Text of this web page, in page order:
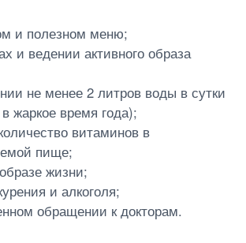
и полезном меню;
и ведении активного образа
не менее 2 литров воды в сутки
жаркое время года);
витаминов в
пище;
жизни;
и алкоголя;
обращении к докторам.